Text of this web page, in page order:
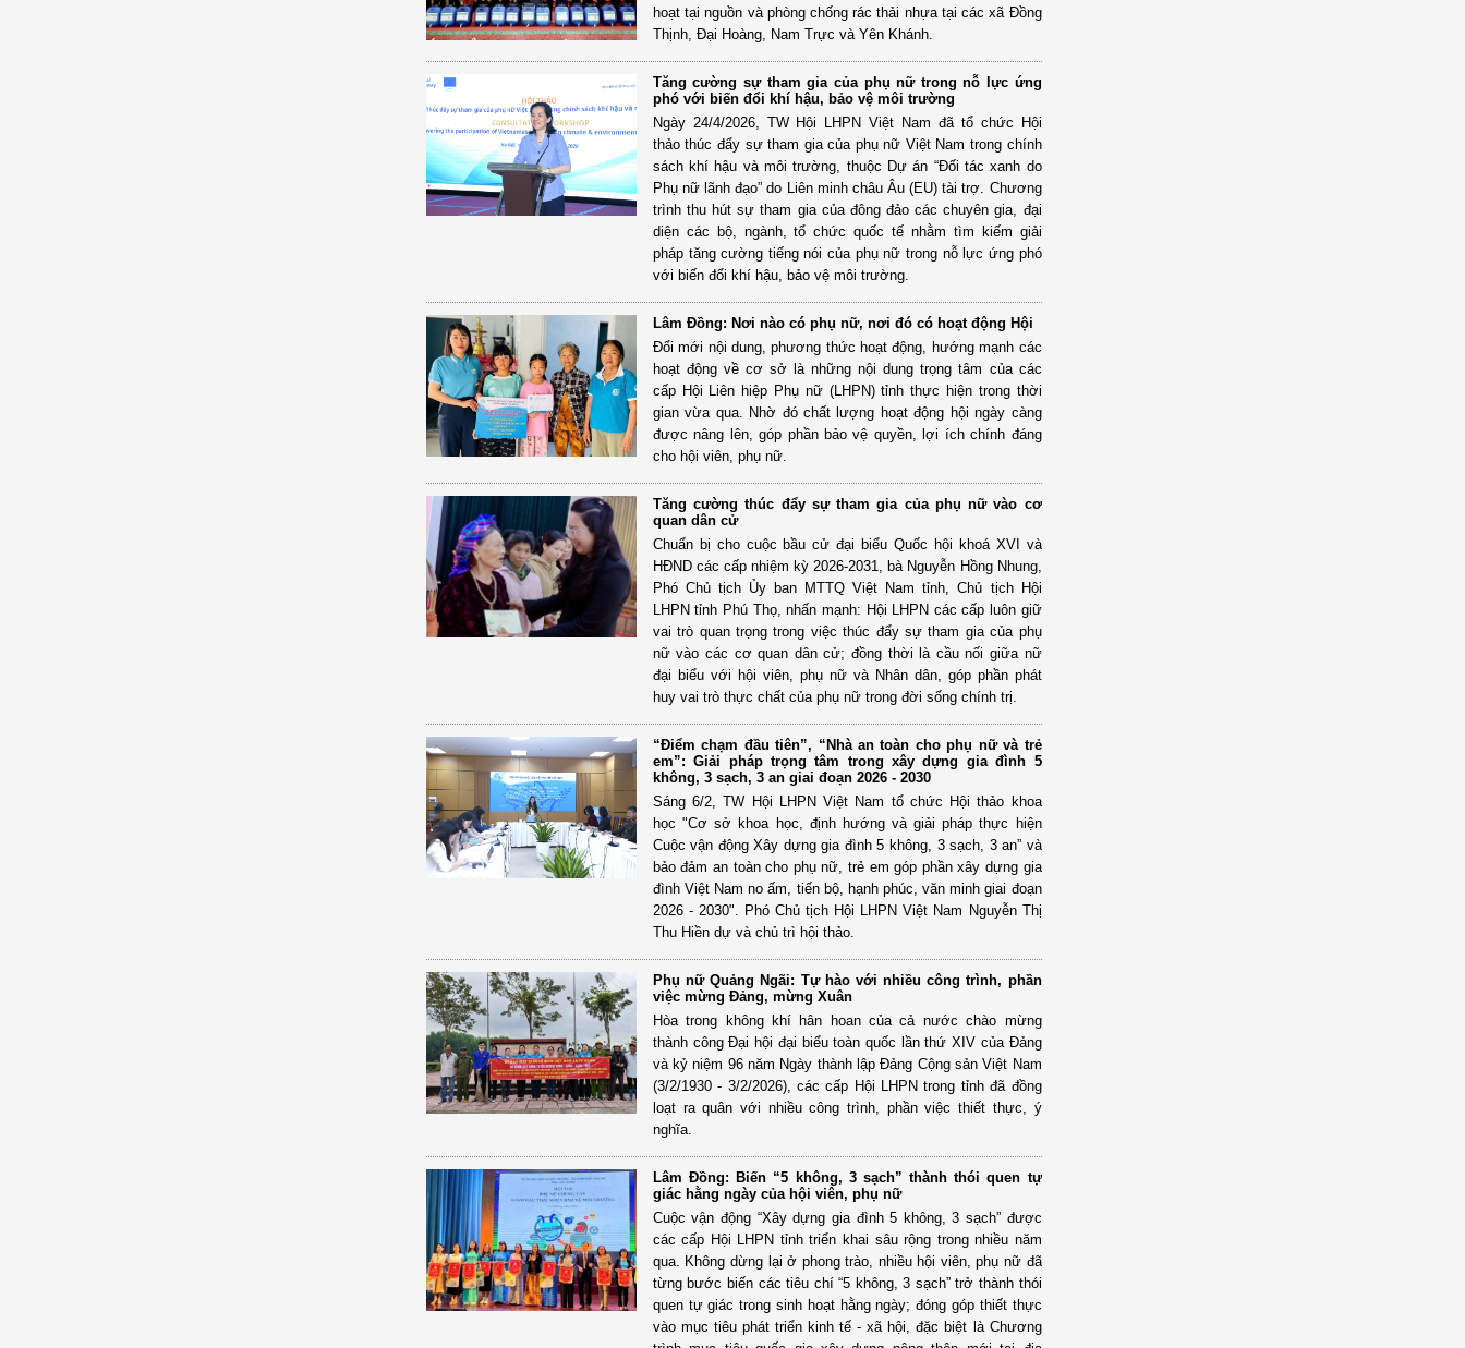
hoạt tại nguồn và phòng chống rác thải nhựa tại các xã Đồng
Thịnh, Đại Hoàng, Nam Trực và Yên Khánh.
Tăng cường sự tham gia của phụ nữ trong nỗ lực ứng
phó với biến đổi khí hậu, bảo vệ môi trường
Ngày 24/4/2026, TW Hội LHPN Việt Nam đã tổ chức Hội
thảo thúc đẩy sự tham gia của phụ nữ Việt Nam trong chính
sách khí hậu và môi trường, thuộc Dự án “Đối tác xanh do
Phụ nữ lãnh đạo” do Liên minh châu Âu (EU) tài trợ. Chương
trình thu hút sự tham gia của đông đảo các chuyên gia, đại
diện các bộ, ngành, tổ chức quốc tế nhằm tìm kiếm giải
pháp tăng cường tiếng nói của phụ nữ trong nỗ lực ứng phó
với biến đổi khí hậu, bảo vệ môi trường.
Lâm Đồng: Nơi nào có phụ nữ, nơi đó có hoạt động Hội
Đổi mới nội dung, phương thức hoạt động, hướng mạnh các
hoạt động về cơ sở là những nội dung trọng tâm của các
cấp Hội Liên hiệp Phụ nữ (LHPN) tỉnh thực hiện trong thời
gian vừa qua. Nhờ đó chất lượng hoạt động hội ngày càng
được nâng lên, góp phần bảo vệ quyền, lợi ích chính đáng
cho hội viên, phụ nữ.
Tăng cường thúc đẩy sự tham gia của phụ nữ vào cơ
quan dân cử
Chuẩn bị cho cuộc bầu cử đại biểu Quốc hội khoá XVI và
HĐND các cấp nhiệm kỳ 2026-2031, bà Nguyễn Hồng Nhung,
Phó Chủ tịch Ủy ban MTTQ Việt Nam tỉnh, Chủ tịch Hội
LHPN tỉnh Phú Thọ, nhấn mạnh: Hội LHPN các cấp luôn giữ
vai trò quan trọng trong việc thúc đẩy sự tham gia của phụ
nữ vào các cơ quan dân cử; đồng thời là cầu nối giữa nữ
đại biểu với hội viên, phụ nữ và Nhân dân, góp phần phát
huy vai trò thực chất của phụ nữ trong đời sống chính trị.
“Điểm chạm đầu tiên”, “Nhà an toàn cho phụ nữ và trẻ
em”: Giải pháp trọng tâm trong xây dựng gia đình 5
không, 3 sạch, 3 an giai đoạn 2026 - 2030
Sáng 6/2, TW Hội LHPN Việt Nam tổ chức Hội thảo khoa
học "Cơ sở khoa học, định hướng và giải pháp thực hiện
Cuộc vận động Xây dựng gia đình 5 không, 3 sạch, 3 an” và
bảo đảm an toàn cho phụ nữ, trẻ em góp phần xây dựng gia
đình Việt Nam no ấm, tiến bộ, hạnh phúc, văn minh giai đoạn
2026 - 2030". Phó Chủ tịch Hội LHPN Việt Nam Nguyễn Thị
Thu Hiền dự và chủ trì hội thảo.
Phụ nữ Quảng Ngãi: Tự hào với nhiều công trình, phần
việc mừng Đảng, mừng Xuân
Hòa trong không khí hân hoan của cả nước chào mừng
thành công Đại hội đại biểu toàn quốc lần thứ XIV của Đảng
và kỷ niệm 96 năm Ngày thành lập Đảng Cộng sản Việt Nam
(3/2/1930 - 3/2/2026), các cấp Hội LHPN trong tỉnh đã đồng
loạt ra quân với nhiều công trình, phần việc thiết thực, ý
nghĩa.
Lâm Đồng: Biến “5 không, 3 sạch” thành thói quen tự
giác hằng ngày của hội viên, phụ nữ
Cuộc vận động “Xây dựng gia đình 5 không, 3 sạch” được
các cấp Hội LHPN tỉnh triển khai sâu rộng trong nhiều năm
qua. Không dừng lại ở phong trào, nhiều hội viên, phụ nữ đã
từng bước biến các tiêu chí “5 không, 3 sạch” trở thành thói
quen tự giác trong sinh hoạt hằng ngày; đóng góp thiết thực
vào mục tiêu phát triển kinh tế - xã hội, đặc biệt là Chương